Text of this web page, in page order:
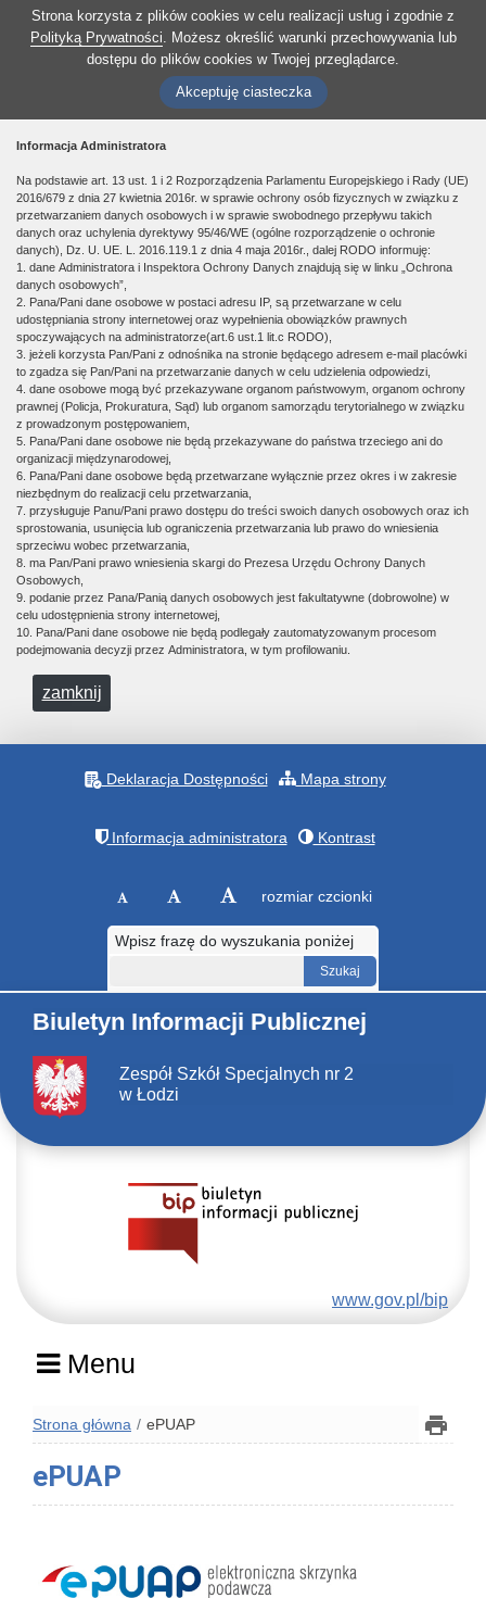
Strona korzysta z plików cookies w celu realizacji usług i zgodnie z
Polityką Prywatności. Możesz określić warunki przechowywania lub
dostępu do plików cookies w Twojej przeglądarce.
Akceptuję ciasteczka
Informacja Administratora
Na podstawie art. 13 ust. 1 i 2 Rozporządzenia Parlamentu Europejskiego i Rady (UE)
2016/679 z dnia 27 kwietnia 2016r. w sprawie ochrony osób fizycznych w związku z
przetwarzaniem danych osobowych i w sprawie swobodnego przepływu takich
danych oraz uchylenia dyrektywy 95/46/WE (ogólne rozporządzenie o ochronie
danych), Dz. U. UE. L. 2016.119.1 z dnia 4 maja 2016r., dalej RODO informuję:
1. dane Administratora i Inspektora Ochrony Danych znajdują się w linku „Ochrona
danych osobowych”,
2. Pana/Pani dane osobowe w postaci adresu IP, są przetwarzane w celu
udostępniania strony internetowej oraz wypełnienia obowiązków prawnych
spoczywających na administratorze(art.6 ust.1 lit.c RODO),
3. jeżeli korzysta Pan/Pani z odnośnika na stronie będącego adresem e-mail placówki
to zgadza się Pan/Pani na przetwarzanie danych w celu udzielenia odpowiedzi,
4. dane osobowe mogą być przekazywane organom państwowym, organom ochrony
prawnej (Policja, Prokuratura, Sąd) lub organom samorządu terytorialnego w związku
z prowadzonym postępowaniem,
5. Pana/Pani dane osobowe nie będą przekazywane do państwa trzeciego ani do
organizacji międzynarodowej,
6. Pana/Pani dane osobowe będą przetwarzane wyłącznie przez okres i w zakresie
niezbędnym do realizacji celu przetwarzania,
7. przysługuje Panu/Pani prawo dostępu do treści swoich danych osobowych oraz ich
sprostowania, usunięcia lub ograniczenia przetwarzania lub prawo do wniesienia
sprzeciwu wobec przetwarzania,
8. ma Pan/Pani prawo wniesienia skargi do Prezesa Urzędu Ochrony Danych
Osobowych,
9. podanie przez Pana/Panią danych osobowych jest fakultatywne (dobrowolne) w
celu udostępnienia strony internetowej,
10. Pana/Pani dane osobowe nie będą podlegały zautomatyzowanym procesom
podejmowania decyzji przez Administratora, w tym profilowaniu.
zamknij
Deklaracja Dostępności Mapa strony
Informacja administratora Kontrast
rozmiar czcionki
Wpisz frazę do wyszukania poniżej
Biuletyn Informacji Publicznej
Zespół Szkół Specjalnych nr 2
w Łodzi
www.gov.pl/bip
Menu
Strona główna ePUAP
ePUAP